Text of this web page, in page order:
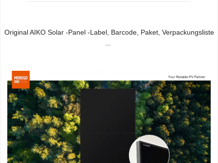
Original AIKO Solar -Panel -Label, Barcode, Paket, Verpackungsliste
...